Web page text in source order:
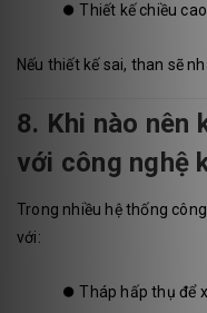
⏺️Thiết kế chiều
Nếu thiết kế sai, than sẽ
8. Khi nào nên
với công nghệ
Trong nhiều hệ thống
với:
⏺️Tháp hấp thụ để